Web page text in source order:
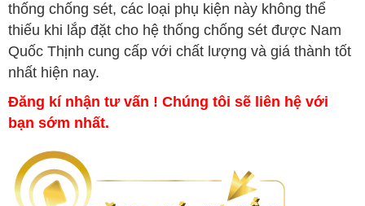
thống chống sét, các loại phụ kiện này không thể
thiếu khi lắp đặt cho hệ thống chống sét được Nam
Quốc Thịnh cung cấp với chất lượng và giá thành tốt
nhất hiện nay.
Đăng kí nhận tư vấn ! Chúng tôi sẽ liên hệ với
bạn sớm nhất.